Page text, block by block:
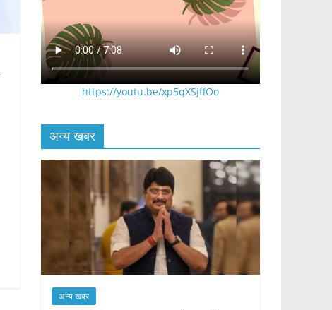
https://youtu.be/xp5qXSjffOo
अन्य खबर
अन्य खबर